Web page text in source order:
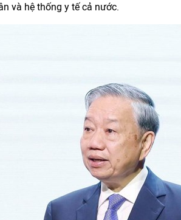
và hệ thống y tế cả nước.